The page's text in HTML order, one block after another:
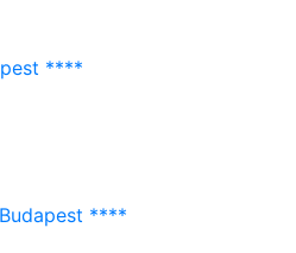
****
****